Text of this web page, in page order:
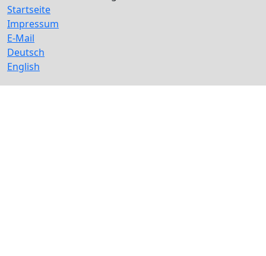
Startseite
Impressum
E-Mail
Deutsch
English